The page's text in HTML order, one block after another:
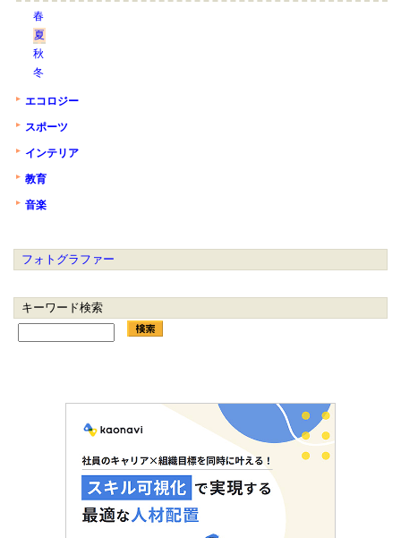
春
夏
秋
冬
エコロジー
スポーツ
インテリア
教育
音楽
フォトグラファー
キーワード検索